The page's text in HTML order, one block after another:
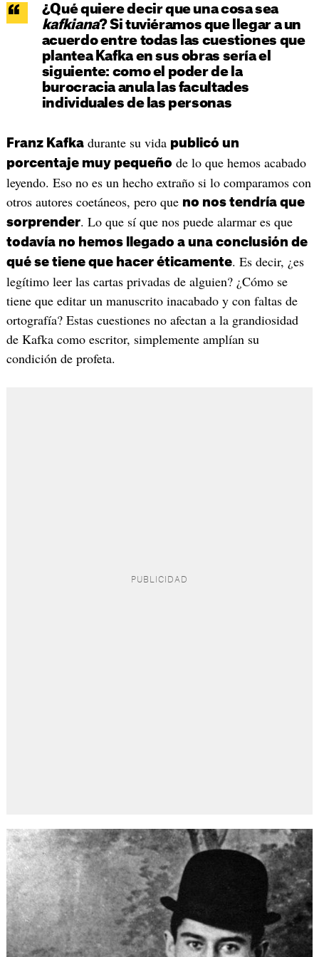
¿Qué quiere decir que una cosa sea
kafkiana? Si tuviéramos que llegar a un
acuerdo entre todas las cuestiones que
plantea Kafka en sus obras sería el
siguiente: como el poder de la
burocracia anula las facultades
individuales de las personas
Franz Kafkadurante su vida publicó un
porcentaje muy pequeño de lo que hemos acabado
leyendo. Eso no es un hecho extraño si lo comparamos con
otros autores coetáneos, pero que no nos tendría que
sorprender. Lo que sí que nos puede alarmar es que
todavía no hemos llegado a una conclusión de
qué se tiene que hacer éticamente. Es decir, ¿es
legítimo leer las cartas privadas de alguien? ¿Cómo se
tiene que editar un manuscrito inacabado y con faltas de
ortografía? Estas cuestiones no afectan a la grandiosidad
de Kafka como escritor, simplemente amplían su
condición de profeta.